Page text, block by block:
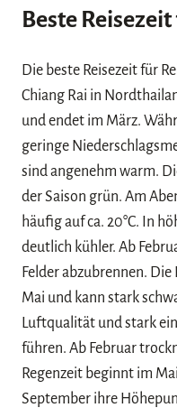
Beste
Die beste Reisezeit für
Chiang Rai in
und endet im März.
geringe
sind angenehm warm.
der Saison grün. Am
häufig auf ca. 20°C. In
deutlich kühler. Ab
Felder abzubrennen.
Mai und kann stark
Luftqualität und stark
führen. Ab Februar
Regenzeit beginnt im
September ihre